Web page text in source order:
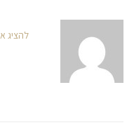
להציג